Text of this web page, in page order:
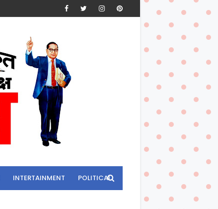
INTERTAINMENT POLITICAL